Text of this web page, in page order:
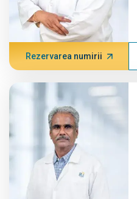
Rezervarea numirii